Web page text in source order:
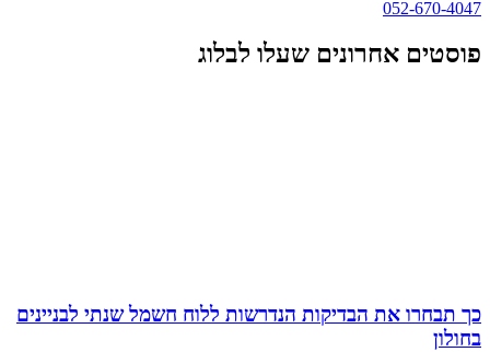
052-670-4047
פוסטים אחרונים שעלו לבלוג
כך תבחרו את הבדיקות הנדרשות ללוח חשמל שנתי לבניינים
בחולון